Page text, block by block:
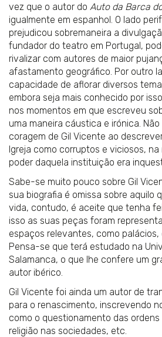
vez que o autor do Auto da Barca
igualmente em espanhol. O lado
prejudicou sobremaneira a
fundador do teatro em Portugal,
rivalizar com autores de maior
afastamento geográfico. Por outro
capacidade de aflorar diversos
embora seja mais conhecido por
nos momentos em que escreveu
uma maneira cáustica e irónica.
coragem de Gil Vicente ao
Igreja como corruptos e viciosos, na
poder daquela instituição era
Sabe-se muito pouco sobre Gil
sua biografia é omissa sobre aquilo
vida, contudo, é aceite que tenha
isso as suas peças foram
espaços relevantes, como palácios,
Pensa-se que terá estudado na
Salamanca, o que lhe confere um
autor ibérico.
Gil Vicente foi ainda um autor de
para o renascimento, inscrevendo
como o questionamento das ordens
religião nas sociedades, etc.